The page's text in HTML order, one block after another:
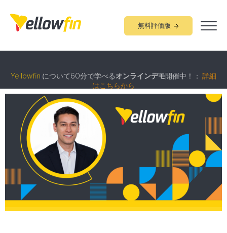
無料評価版
Yellowfinについて60分で学べる
詳細
はこちらから